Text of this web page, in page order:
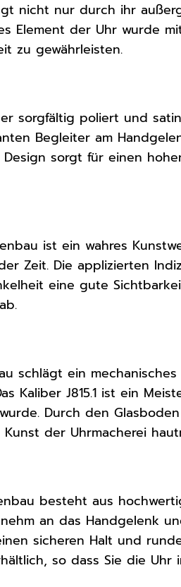
nicht nur durch ihr
Element der Uhr wurde
zu gewährleisten.
sorgfältig poliert und
Begleiter am
sorgt für einen
ist ein wahres
Zeit. Die applizierten
eine gute
schlägt ein
Kaliber J815.1 ist ein
Durch den
der Uhrmacherei
besteht aus
an das Handgelenk
sicheren Halt und
so dass Sie die Uhr